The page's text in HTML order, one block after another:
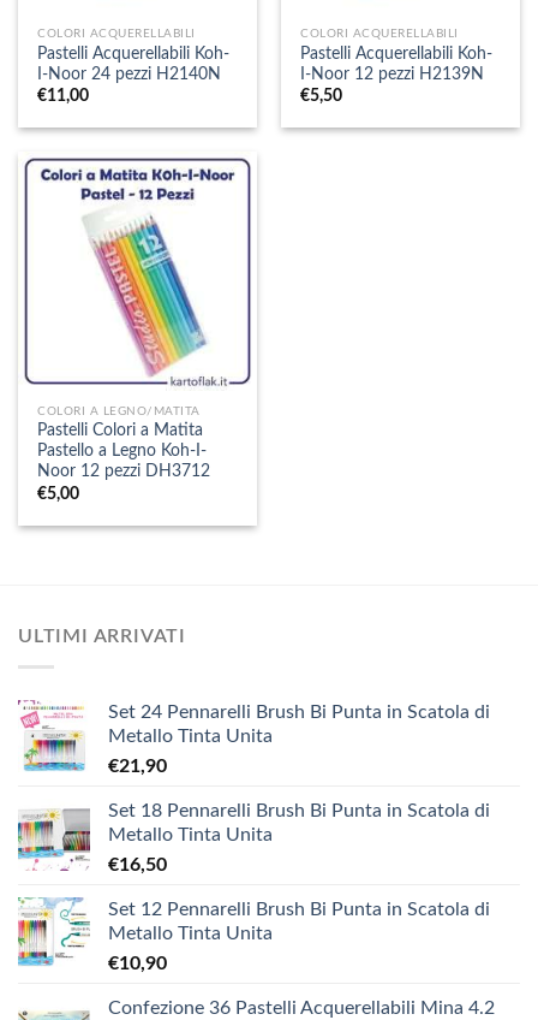
COLORI ACQUERELLABILI
Pastelli Acquerellabili Koh-
I-Noor 24 pezzi H2140N
€11,00
COLORI ACQUERELLABILI
Pastelli Acquerellabili Koh-
I-Noor 12 pezzi H2139N
€5,50
COLORI A LEGNO/MATITA
Pastelli Colori a Matita
Pastello a Legno Koh-I-
Noor 12 pezzi DH3712
€5,00
ULTIMI ARRIVATI
Set 24 Pennarelli Brush Bi Punta in Scatola di
Metallo Tinta Unita
€21,90
Set 18 Pennarelli Brush Bi Punta in Scatola di
Metallo Tinta Unita
€16,50
Set 12 Pennarelli Brush Bi Punta in Scatola di
Metallo Tinta Unita
€10,90
Confezione 36 Pastelli Acquerellabili Mina 4.2